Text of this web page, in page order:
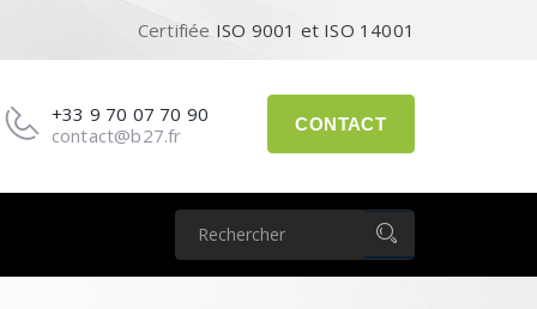
Certifiée ISO 9001 et ISO 14001
CONTACT
+33 9 70 07 70 90
contact@b27.fr